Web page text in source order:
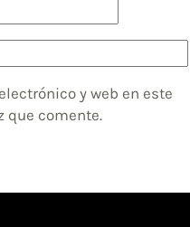
y web en este
que comente.